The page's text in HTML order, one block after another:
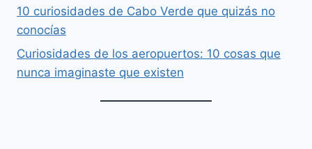
10 curiosidades de Cabo Verde que quizás no
conocías
Curiosidades de los aeropuertos: 10 cosas que
nunca imaginaste que existen